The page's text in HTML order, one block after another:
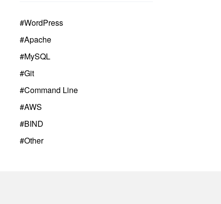
#WordPress
#Apache
#MySQL
#Git
#Command Line
#AWS
#BIND
#Other